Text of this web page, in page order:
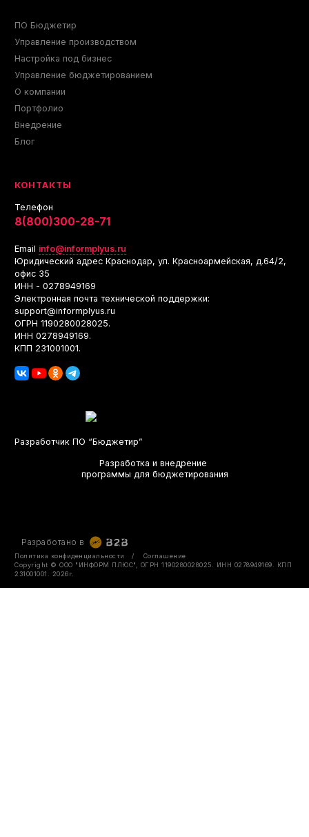
Разработчик ПО “Бюджетир”
Разработка и внедрение
программы для бюджетирования
ПО Бюджетир
Управление производством
Настройка под бизнес
Управление бюджетированием
О компании
Портфолио
Внедрение
Блог
КОНТАКТЫ
Телефон
8(800)300-28-71
Email info@informplyus.ru
Юридический адрес Краснодар, ул. Красноармейская, д.64/2,
офис 35
ИНН - 0278949169
Электронная почта технической поддержки:
support@informplyus.ru
ОГРН 1190280028025.
ИНН 0278949169.
КПП 231001001.
Разработано в
Политика конфиденциальности /
Соглашение
Copyright © ООО "ИНФОРМ ПЛЮС"
ОГРН 1190280028025 ИНН 0278949169
КПП
231001001
2026г.